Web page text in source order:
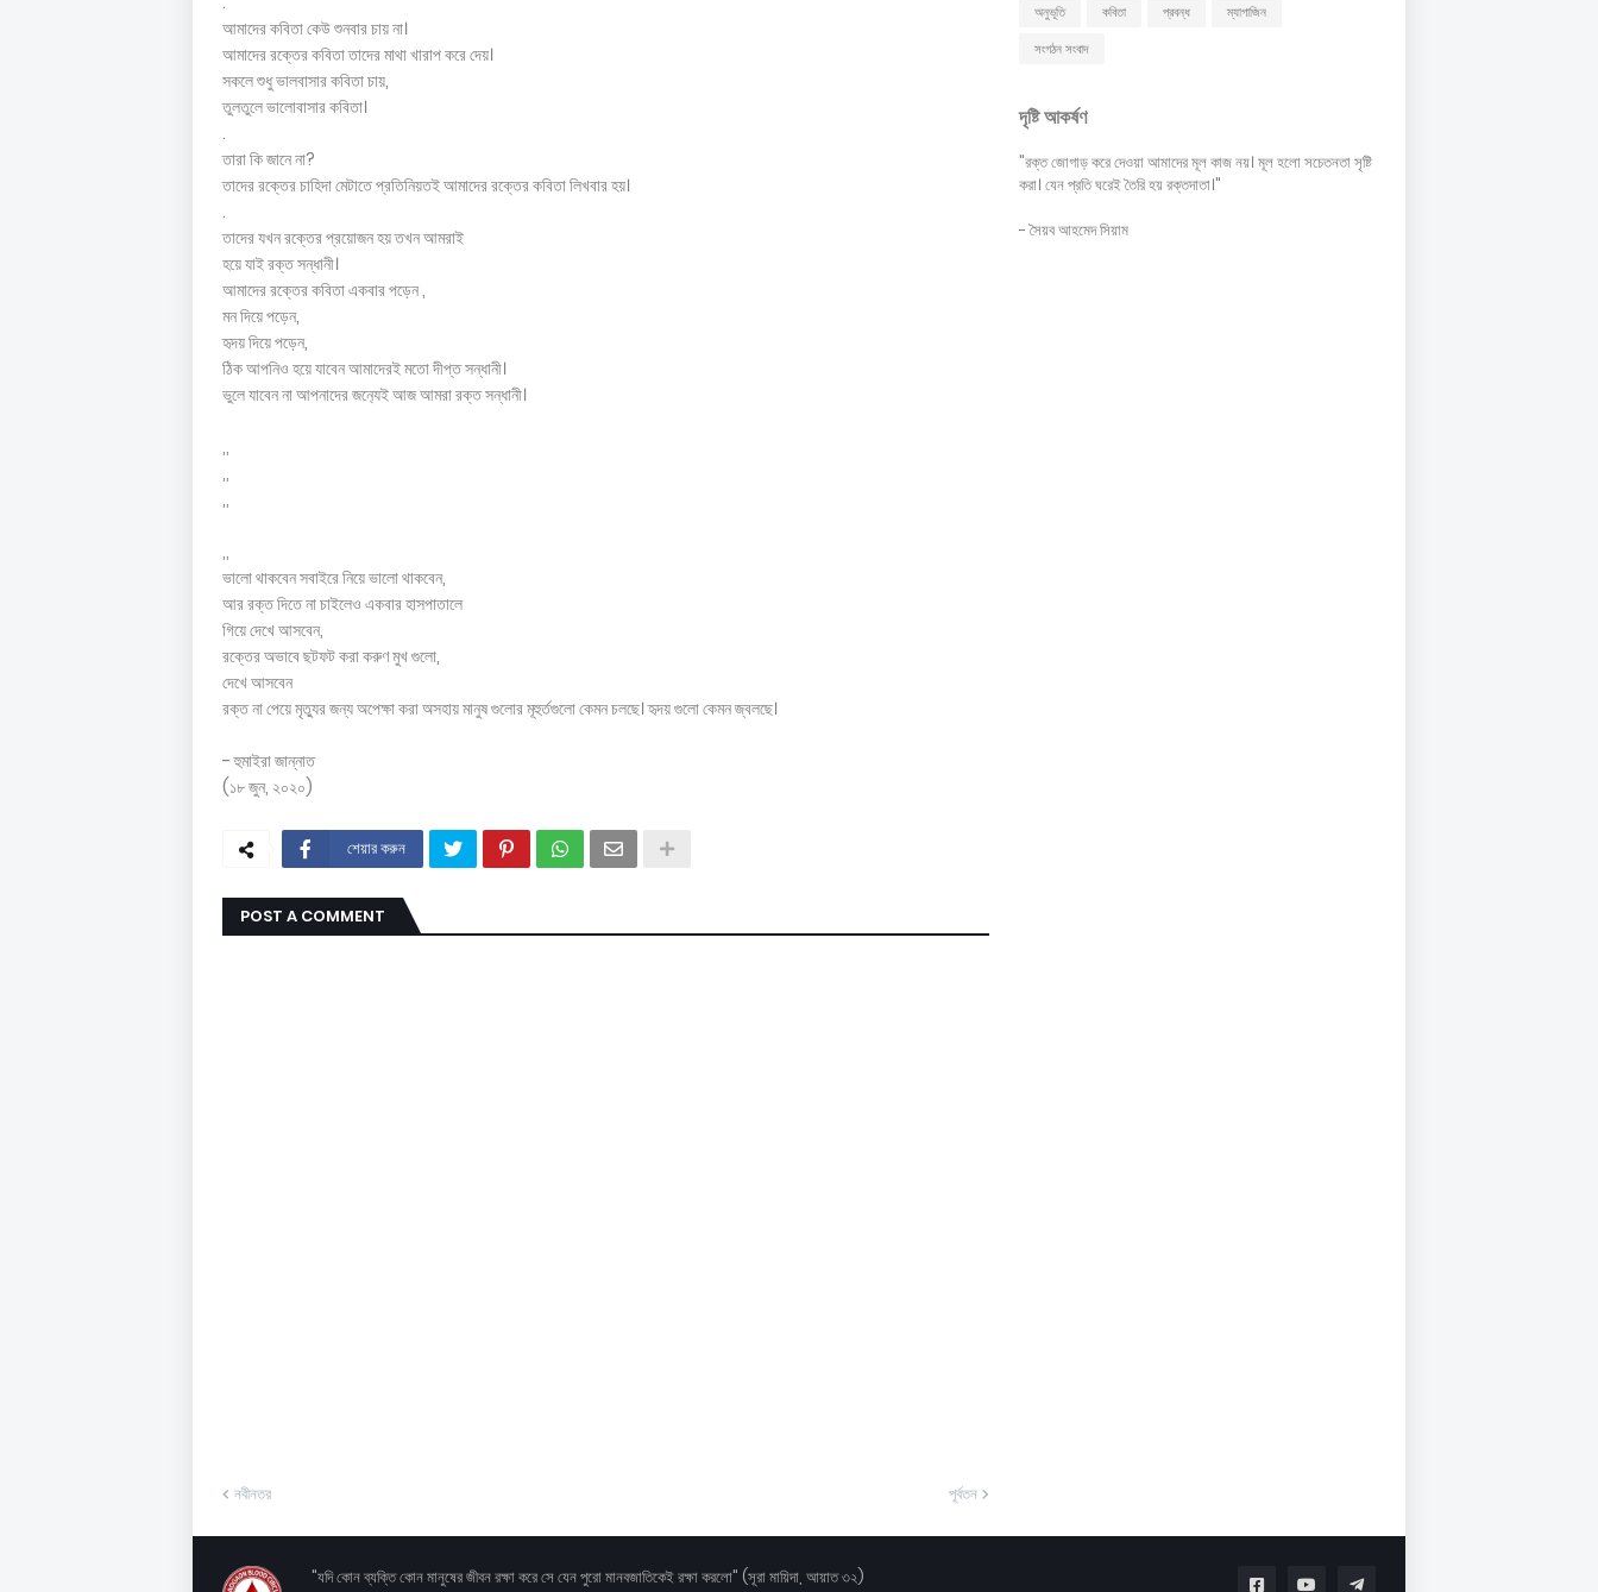
আমাদের কবিতা কেউ শুনবার চায় না।
আমাদের রক্তের কবিতা তাদের মাথা খারাপ করে দেয়।
সকলে শুধু ভালবাসার কবিতা চায়,
তুলতুলে ভালোবাসার কবিতা।
.
তারা কি জানে না?
তাদের রক্তের চাহিদা মেটাতে প্রতিনিয়তই আমাদের রক্তের কবিতা লিখবার হয়।
.
তাদের যখন রক্তের প্রয়োজন হয় তখন আমরাই
হয়ে যাই রক্ত সন্ধানী।
আমাদের রক্তের কবিতা একবার পড়েন ,
মন দিয়ে পড়েন,
হৃদয় দিয়ে পড়েন,
ঠিক আপনিও হয়ে যাবেন আমাদেরই মতো দীপ্ত সন্ধানী।
ভুলে যাবেন না আপনাদের জন‍্যেই আজ আমরা রক্ত সন্ধানী।
,,
,,
,,
,,
ভালো থাকবেন সবাইরে নিয়ে ভালো থাকবেন,
আর রক্ত দিতে না চাইলেও একবার হাসপাতালে
গিয়ে দেখে আসবেন,
রক্তের অভাবে ছটফট করা করুণ মুখ গুলো,
দেখে আসবেন
রক্ত না পেয়ে মৃত্যুর জন্য অপেক্ষা করা অসহায় মানুষ গুলোর মূহুর্তগুলো কেমন চলছে। হৃদয় গুলো কেমন জ্বলছে।
- হুমাইরা জান্নাত
(১৮ জুন, ২০২০)
শেয়ার করুন
POST A COMMENT
নবীনতর পূর্বতন
অনুভূতি কবিতা প্রবন্ধ
ম্যাগাজিন
সংগঠন সংবাদ
দৃষ্টি আকর্ষণ
"রক্ত জোগাড় করে দেওয়া আমাদের মূল কাজ নয়। মূল হলো সচেতনতা সৃষ্টি
করা। যেন প্রতি ঘরেই তৈরি হয় রক্তদাতা।"
- সৈয়ব আহমেদ সিয়াম
"যদি কোন ব্যক্তি কোন মানুষের জীবন রক্ষা করে সে যেন পুরো মানবজাতিকেই রক্ষা করলো" (সূরা মায়িদা, আয়াত ৩২)